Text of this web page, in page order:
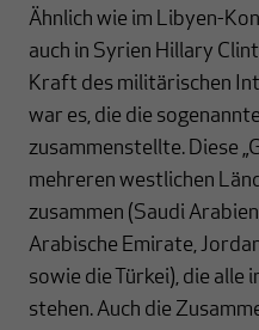
Ähnlich wie im Libyen-
auch in Syrien Hillary
Kraft des militärischen
war es, die die
zusammenstellte. Diese
mehreren westlichen
zusammen (Saudi
Arabische Emirate,
sowie die Türkei), die
stehen. Auch die